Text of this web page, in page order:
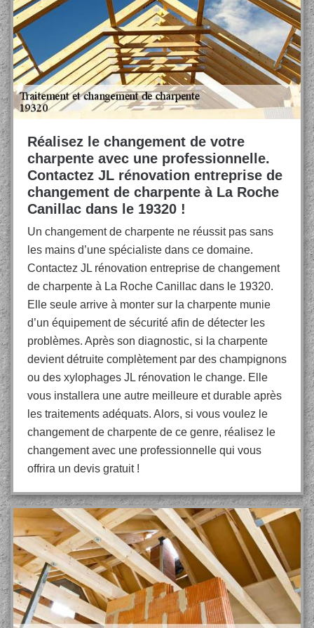
Réalisez le changement de votre
charpente avec une professionnelle.
Contactez JL rénovation entreprise de
changement de charpente à La Roche
Canillac dans le 19320 !
Un changement de charpente ne réussit pas sans
les mains d’une spécialiste dans ce domaine.
Contactez JL rénovation entreprise de changement
de charpente à La Roche Canillac dans le 19320.
Elle seule arrive à monter sur la charpente munie
d’un équipement de sécurité afin de détecter les
problèmes. Après son diagnostic, si la charpente
devient détruite complètement par des champignons
ou des xylophages JL rénovation le change. Elle
vous installera une autre meilleure et durable après
les traitements adéquats. Alors, si vous voulez le
changement de charpente de ce genre, réalisez le
changement avec une professionnelle qui vous
offrira un devis gratuit !